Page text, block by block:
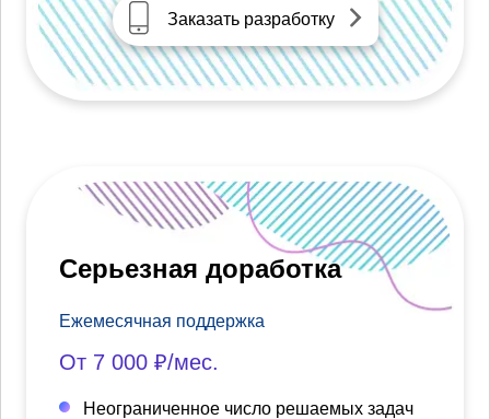
Заказать разработку
Серьезная доработка
Ежемесячная поддержка
От 7 000 ₽/мес.
Неограниченное число решаемых задач